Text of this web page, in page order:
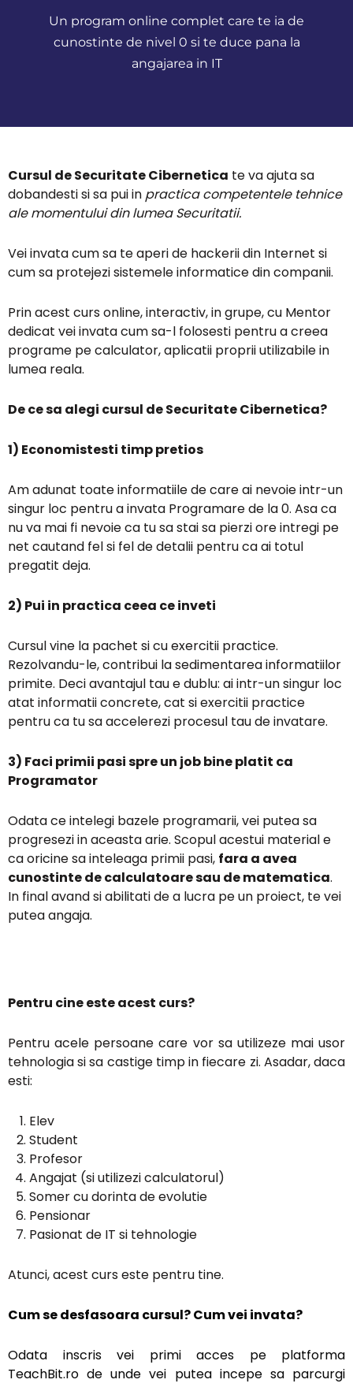
Un program online complet care te ia de
cunostinte de nivel 0 si te duce pana la
angajarea in IT
Cursul de Securitate Cibernetica te va ajuta sa
dobandesti si sa pui in practica competentele tehnice
ale momentului din lumea Securitatii.
Vei invata cum sa te aperi de hackerii din Internet si
cum sa protejezi sistemele informatice din companii.
Prin acest curs online, interactiv, in grupe, cu Mentor
dedicat vei invata cum sa-l folosesti pentru a creea
programe pe calculator, aplicatii proprii utilizabile in
lumea reala.
De ce sa alegi cursul de Securitate Cibernetica?
1) Economistesti timp pretios
Am adunat toate informatiile de care ai nevoie intr-un
singur loc pentru a invata Programare de la 0. Asa ca
nu va mai fi nevoie ca tu sa stai sa pierzi ore intregi pe
net cautand fel si fel de detalii pentru ca ai totul
pregatit deja.
2) Pui in practica ceea ce inveti
Cursul vine la pachet si cu exercitii practice.
Rezolvandu-le, contribui la sedimentarea informatiilor
primite. Deci avantajul tau e dublu: ai intr-un singur loc
atat informatii concrete, cat si exercitii practice
pentru ca tu sa accelerezi procesul tau de invatare.
3) Faci primii pasi spre un job bine platit ca
Programator
Odata ce intelegi bazele programarii, vei putea sa
progresezi in aceasta arie. Scopul acestui material e
ca oricine sa inteleaga primii pasi, fara a avea
cunostinte de calculatoare sau de matematica.
In final avand si abilitati de a lucra pe un proiect, te vei
putea angaja.
Pentru cine este acest curs?
Pentru acele persoane care vor sa utilizeze mai usor
tehnologia si sa castige timp in fiecare zi. Asadar, daca
esti:
Elev
Student
Profesor
Angajat (si utilizezi calculatorul)
Somer cu dorinta de evolutie
Pensionar
Pasionat de IT si tehnologie
Atunci, acest curs este pentru tine.
Cum se desfasoara cursul?Cum vei invata?
Odata inscris vei primi acces pe platforma
TeachBit.ro de unde vei putea incepe sa parcurgi